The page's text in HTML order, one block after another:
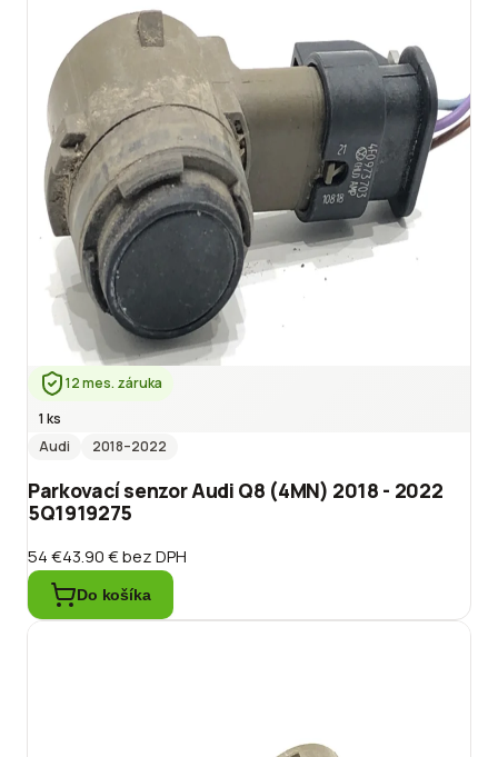
12 mes. záruka
1 ks
Audi
2018–2022
Parkovací senzor Audi Q8 (4MN) 2018 - 2022
5Q1919275
54 €43.90 €bez DPH
Do košíka